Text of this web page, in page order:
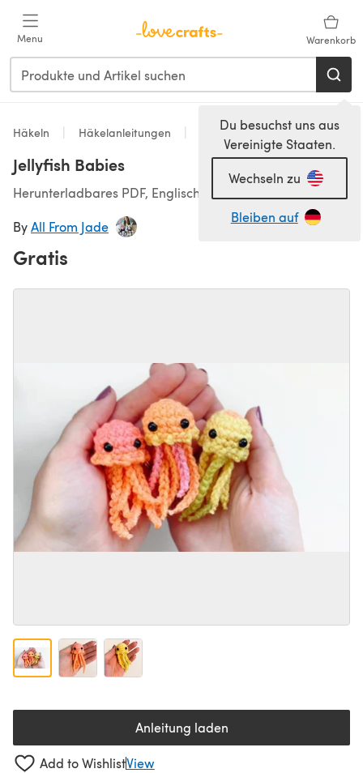
Menu Warenkorb
Du besuchst uns aus
Vereinigte Staaten.
Wechseln zu
Bleiben auf
Häkeln Häkelanleitungen Spielzeug
Jellyfish Babies
Herunterladbares PDF, Englisch, Französisch
ByAll From Jade
Gratis
Anleitung laden(öffnet sich in einem neuen
Add to WishlistView